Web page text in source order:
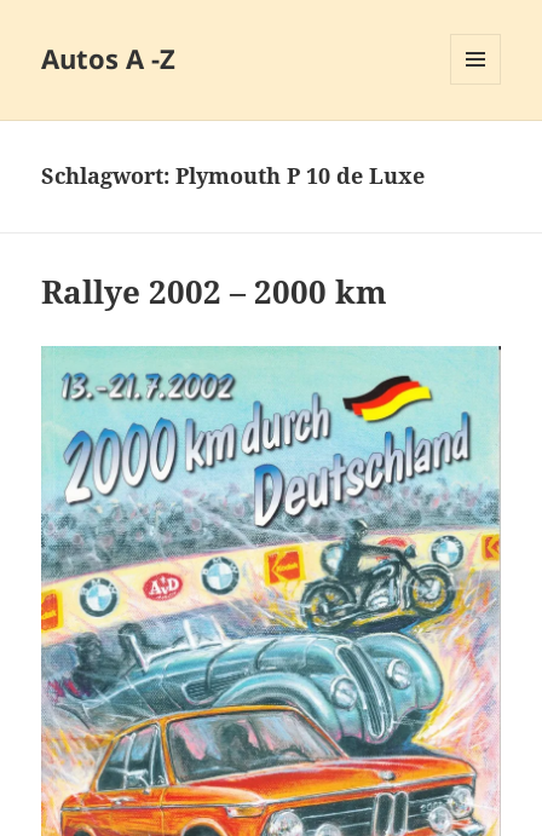
Autos A -Z
Schlagwort:Plymouth P 10 de Luxe
Rallye 2002 – 2000 km